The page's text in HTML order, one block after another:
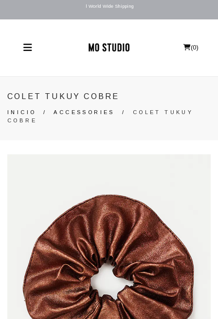
l World Wide Shipping
(0)
COLET TUKUY COBRE
INICIO /ACCESSORIES / COLET TUKUY
COBRE